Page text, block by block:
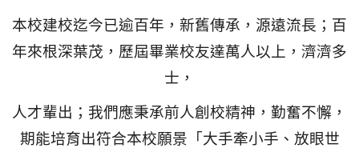
本校建校迄今已逾百年，新舊傳承，源遠流長；百
年來根深葉茂，歷屆畢業校友達萬人以上，濟濟多
士，
人才輩出；我們應秉承前人創校精神，勤奮不懈，
期能培育出符合本校願景「大手牽小手、放眼世